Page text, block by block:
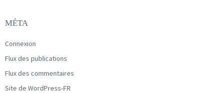
MÉTA
Connexion
Flux des publications
Flux des commentaires
Site de WordPress-FR